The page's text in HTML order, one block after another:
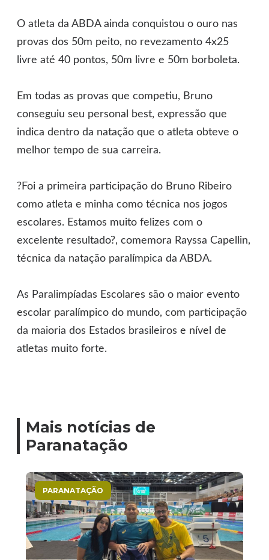
O atleta da ABDA ainda conquistou o ouro nas
provas dos 50m peito, no revezamento 4x25
livre até 40 pontos, 50m livre e 50m borboleta.
Em todas as provas que competiu, Bruno
conseguiu seu personal best, expressão que
indica dentro da natação que o atleta obteve o
melhor tempo de sua carreira.
?Foi a primeira participação do Bruno Ribeiro
como atleta e minha como técnica nos jogos
escolares. Estamos muito felizes com o
excelente resultado?, comemora Rayssa Capellin,
técnica da natação paralímpica da ABDA.
As Paralimpíadas Escolares são o maior evento
escolar paralímpico do mundo, com participação
da maioria dos Estados brasileiros e nível de
atletas muito forte.
Mais notícias de
Paranatação
PARANATAÇÃO